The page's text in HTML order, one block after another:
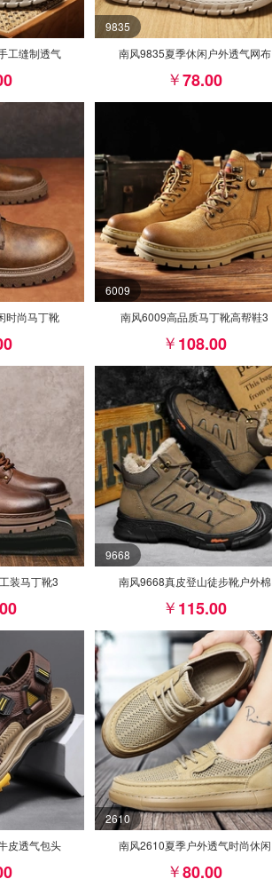
工缝制透气
9835
南风9835夏季休闲户外透气网布
78.00
时尚马丁靴
6009
南风6009高品质马丁靴高帮鞋3
108.00
装马丁靴3
9668
南风9668真皮登山徒步靴户外棉
115.00
皮透气包头
2610
南风2610夏季户外透气时尚休闲
80.00